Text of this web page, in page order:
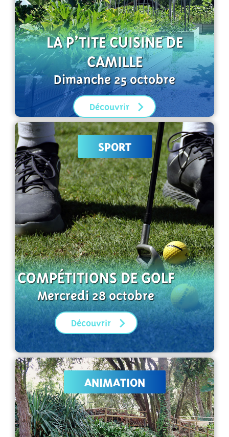
LA P’TITE CUISINE DE
CAMILLE
Dimanche 25 octobre
Découvrir
SPORT
COMPÉTITIONS DE GOLF
Mercredi 28 octobre
Découvrir
ANIMATION